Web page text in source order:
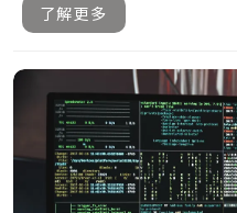
了解更多